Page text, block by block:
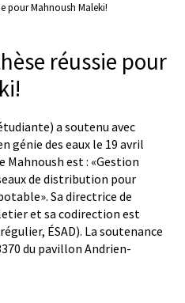
pour Mahnoush Maleki!
réussie pour
a soutenu avec
génie des eaux le 19 avril
Mahnoush est : «Gestion
de distribution pour
Sa directrice de
et sa codirection est
ÉSAD). La soutenance
du pavillon Andrien-